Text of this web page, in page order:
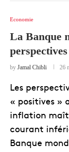
Economie
La Banque
by Jamal Chibli 26
Les
« positives »
inflation
courant
Banque